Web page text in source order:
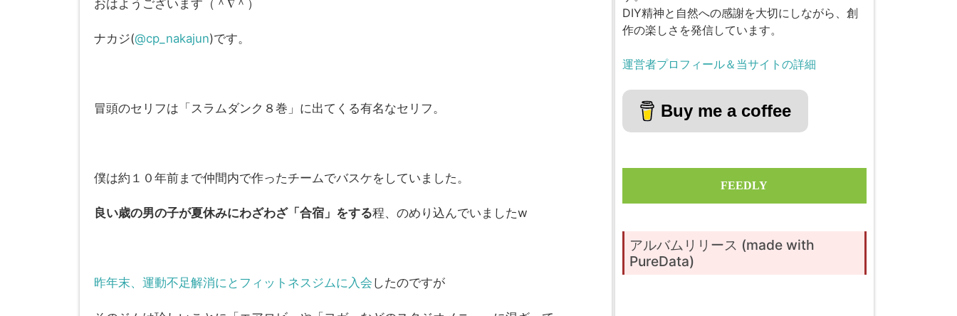
おはようございます（＾∇＾）
ナカジ(@cp_nakajun)です。
冒頭のセリフは「スラムダンク８巻」に出てくる有名なセリフ。
僕は約１０年前まで仲間内で作ったチームでバスケをしていました。
良い歳の男の子が夏休みにわざわざ「合宿」をする程、のめり込んでいましたw
昨年末、運動不足解消にとフィットネスジムに入会 したのですが
DIY精神と自然への感謝を大切にしながら、創
作の楽しさを発信しています。
運営者プロフィール＆当サイトの詳細
Buy me a coffee
FEEDLY
アルバムリリース (made with
PureData)